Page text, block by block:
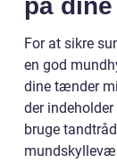
på
For at sikre
en god
dine tænder
der
bruge